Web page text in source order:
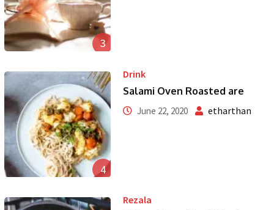
3
4
Drink
Salami Oven Roasted are
June 22, 2020 etharthan
Rezala